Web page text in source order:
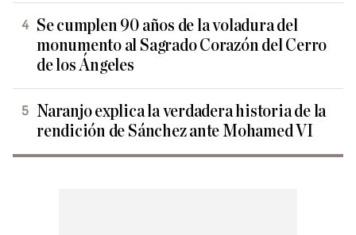
Se cumplen 90 años de la voladura del
monumento al Sagrado Corazón del Cerro
de los Ángeles
Naranjo explica la verdadera historia de la
rendición de Sánchez ante Mohamed VI